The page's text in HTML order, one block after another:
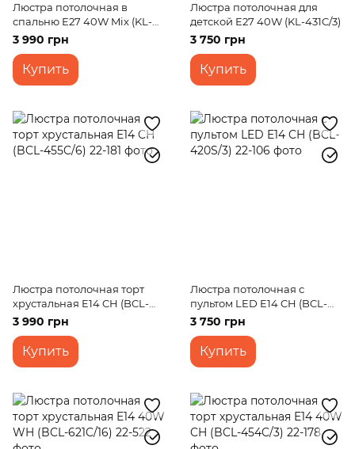
Люстра потолочная в
спальню E27 40W Mix (KL-
433C/3)
3 990 грн
Купить
Люстра потолочная для
детской E27 40W (KL-431C/3)
3 750 грн
Купить
Люстра потолочная торт
хрустальная E14 CH (BCL-
455C/6)
3 990 грн
Купить
Люстра потолочная с
пультом LED E14 CH (BCL-
420S/3)
3 750 грн
Купить